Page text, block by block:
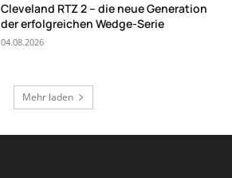
Cleveland RTZ 2 – die neue Generation
der erfolgreichen Wedge-Serie
04.08.2026
Mehr laden